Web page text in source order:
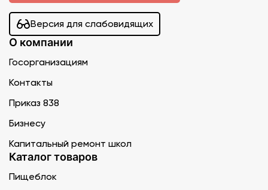
Версия для слабовидящих
О компании
Госорганизациям
Контакты
Приказ 838
Бизнесу
Капитальный ремонт школ
Каталог товаров
Пищеблок